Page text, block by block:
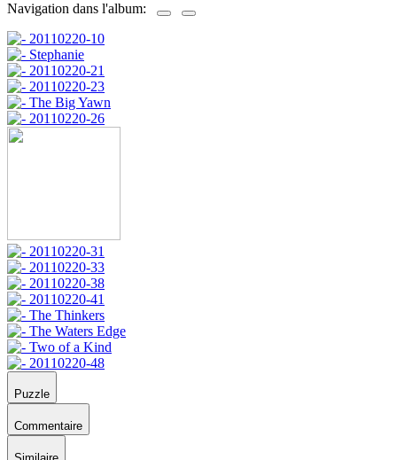
Navigation dans l'album:
Puzzle
Commentaire